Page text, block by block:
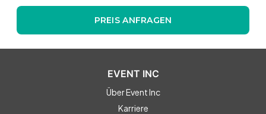
PREIS ANFRAGEN
EVENT INC
Über Event Inc
Karriere